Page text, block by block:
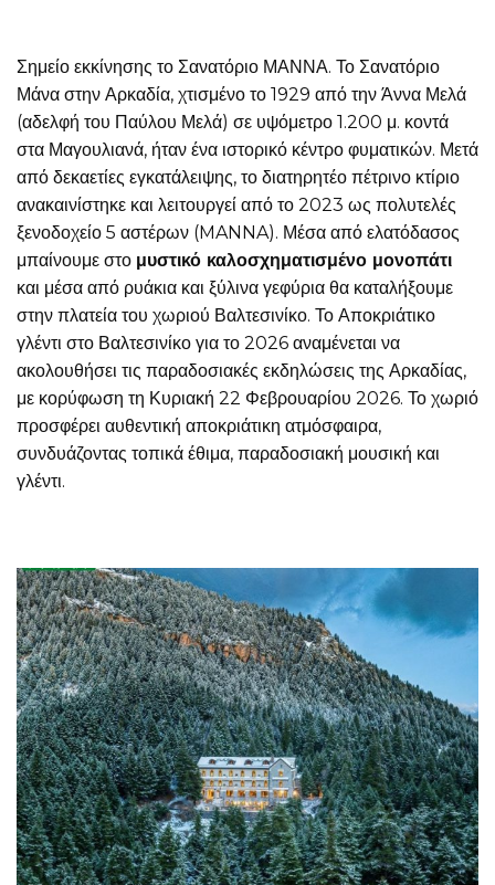
Σημείο εκκίνησης το Σανατόριο ΜΑΝΝΑ. Το Σανατόριο
Μάνα στην Αρκαδία, χτισμένο το 1929 από την Άννα Μελά
(αδελφή του Παύλου Μελά) σε υψόμετρο 1.200 μ. κοντά
στα Μαγουλιανά, ήταν ένα ιστορικό κέντρο φυματικών. Μετά
από δεκαετίες εγκατάλειψης, το διατηρητέο πέτρινο κτίριο
ανακαινίστηκε και λειτουργεί από το 2023 ως πολυτελές
ξενοδοχείο 5 αστέρων (MANNA). Μέσα από ελατόδασος
μπαίνουμε στο μυστικό καλοσχηματισμένο μονοπάτι
και μέσα από ρυάκια και ξύλινα γεφύρια θα καταλήξουμε
στην πλατεία του χωριού Βαλτεσινίκο. Το Αποκριάτικο
γλέντι στο Βαλτεσινίκο για το 2026 αναμένεται να
ακολουθήσει τις παραδοσιακές εκδηλώσεις της Αρκαδίας,
με κορύφωση τη Κυριακή 22 Φεβρουαρίου 2026. Το χωριό
προσφέρει αυθεντική αποκριάτικη ατμόσφαιρα,
συνδυάζοντας τοπικά έθιμα, παραδοσιακή μουσική και
γλέντι.